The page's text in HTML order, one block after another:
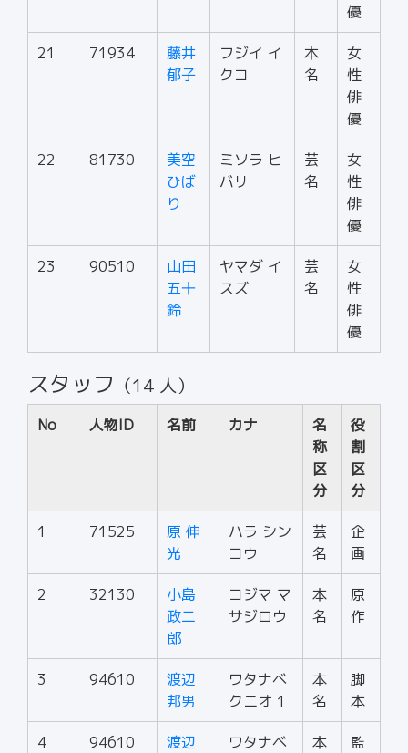
優
21 71934
藤井
郁子
フジイ イ
クコ
本
名
女
性
俳
優
22 81730
美空
ひば
り
ミソラ ヒ
バリ
芸
名
女
性
俳
優
23 90510
山田
五十
鈴
ヤマダ イ
スズ
芸
名
女
性
俳
優
スタッフ （14 人）
No 人物ID 名前 カナ
名
称
区
分
役
割
区
分
1 71525
原 伸
光
ハラ シン
コウ
芸
名
企
画
2 32130
小島
政二
郎
コジマ マ
サジロウ
本
名
原
作
3 94610
渡辺
邦男
ワタナベ
クニオ 1
本
名
脚
本
4 94610
渡辺
ワタナベ
本
監